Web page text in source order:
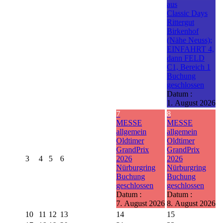
aus
Classic Days
Rittergut
Birkenhof
(Nähe Neuss);
EINFAHRT 4,
dann FELD
C1, Bereich 1
Buchung
geschlossen
Datum :
1. August 2026
3 4 5 6
7
MESSE
allgemein
Oldtimer
GrandPrix
2026
Nürburgring
Buchung
geschlossen
Datum :
7. August 2026
8
MESSE
allgemein
Oldtimer
GrandPrix
2026
Nürburgring
Buchung
geschlossen
Datum :
8. August 2026
10
11 12 13 14 15